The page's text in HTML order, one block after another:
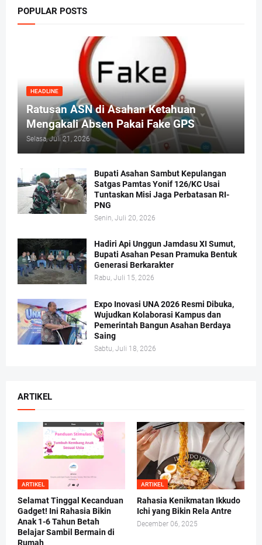
POPULAR POSTS
HEADLINE
Ratusan ASN di Asahan Ketahuan
Mengakali Absen Pakai Fake GPS
Selasa, Juli 21, 2026
Bupati Asahan Sambut Kepulangan
Satgas Pamtas Yonif 126/KC Usai
Tuntaskan Misi Jaga Perbatasan RI-
PNG
Senin, Juli 20, 2026
Hadiri Api Unggun Jamdasu XI Sumut,
Bupati Asahan Pesan Pramuka Bentuk
Generasi Berkarakter
Rabu, Juli 15, 2026
Expo Inovasi UNA 2026 Resmi Dibuka,
Wujudkan Kolaborasi Kampus dan
Pemerintah Bangun Asahan Berdaya
Saing
Sabtu, Juli 18, 2026
ARTIKEL
ARTIKEL
Selamat Tinggal Kecanduan
Gadget! Ini Rahasia Bikin
Anak 1-6 Tahun Betah
Belajar Sambil Bermain di
Rumah
ARTIKEL
Rahasia Kenikmatan Ikkudo
Ichi yang Bikin Rela Antre
December 06, 2025